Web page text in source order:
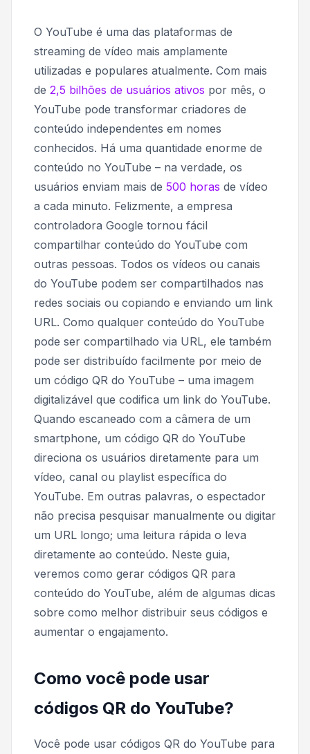
O YouTube é uma das plataformas de
streaming de vídeo mais amplamente
utilizadas e populares atualmente. Com mais
de 2,5 bilhões de usuários ativos por mês, o
YouTube pode transformar criadores de
conteúdo independentes em nomes
conhecidos. Há uma quantidade enorme de
conteúdo no YouTube – na verdade, os
usuários enviam mais de 500 horas de vídeo
a cada minuto. Felizmente, a empresa
controladora Google tornou fácil
compartilhar conteúdo do YouTube com
outras pessoas. Todos os vídeos ou canais
do YouTube podem ser compartilhados nas
redes sociais ou copiando e enviando um link
URL. Como qualquer conteúdo do YouTube
pode ser compartilhado via URL, ele também
pode ser distribuído facilmente por meio de
um código QR do YouTube – uma imagem
digitalizável que codifica um link do YouTube.
Quando escaneado com a câmera de um
smartphone, um código QR do YouTube
direciona os usuários diretamente para um
vídeo, canal ou playlist específica do
YouTube. Em outras palavras, o espectador
não precisa pesquisar manualmente ou digitar
um URL longo; uma leitura rápida o leva
diretamente ao conteúdo. Neste guia,
veremos como gerar códigos QR para
conteúdo do YouTube, além de algumas dicas
sobre como melhor distribuir seus códigos e
aumentar o engajamento.
Como você pode usar
códigos QR do YouTube?
Você pode usar códigos QR do YouTube para